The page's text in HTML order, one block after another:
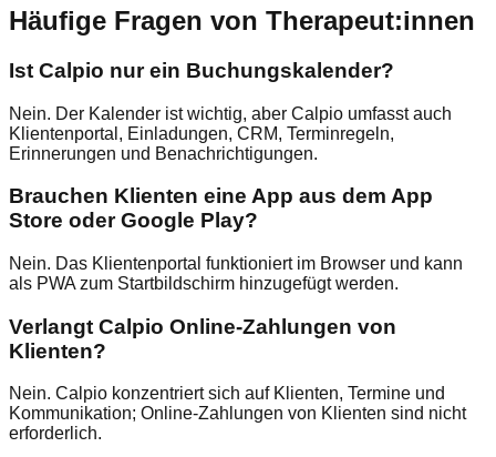
Häufige Fragen von Therapeut:innen
Ist Calpio nur ein Buchungskalender?
Nein. Der Kalender ist wichtig, aber Calpio umfasst auch
Klientenportal, Einladungen, CRM, Terminregeln,
Erinnerungen und Benachrichtigungen.
Brauchen Klienten eine App aus dem App
Store oder Google Play?
Nein. Das Klientenportal funktioniert im Browser und kann
als PWA zum Startbildschirm hinzugefügt werden.
Verlangt Calpio Online-Zahlungen von
Klienten?
Nein. Calpio konzentriert sich auf Klienten, Termine und
Kommunikation; Online-Zahlungen von Klienten sind nicht
erforderlich.